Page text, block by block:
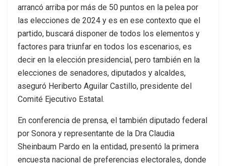
arrancó arriba por más de 50 puntos en la pelea por
las elecciones de 2024 y es en ese contexto que el
partido, buscará disponer de todos los elementos y
factores para triunfar en todos los escenarios, es
decir en la elección presidencial, pero también en la
elecciones de senadores, diputados y alcaldes,
aseguró Heriberto Aguilar Castillo, presidente del
Comité Ejecutivo Estatal.
En conferencia de prensa, el también diputado federal
por Sonora y representante de la Dra Claudia
Sheinbaum Pardo en la entidad, presentó la primera
encuesta nacional de preferencias electorales, donde